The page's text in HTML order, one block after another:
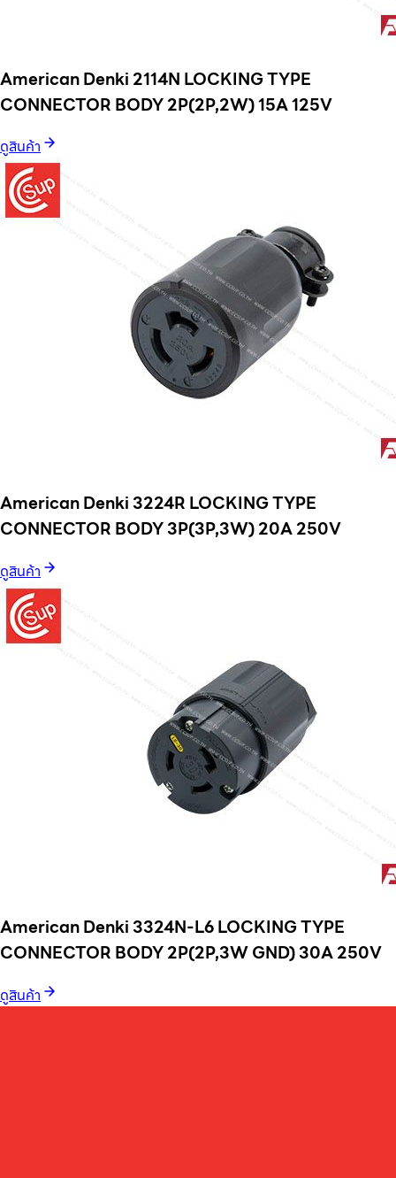
American Denki 2114N LOCKING TYPE
CONNECTOR BODY 2P(2P,2W) 15A 125V
ดูสินค้า
American Denki 3224R LOCKING TYPE
CONNECTOR BODY 3P(3P,3W) 20A 250V
ดูสินค้า
American Denki 3324N-L6 LOCKING TYPE
CONNECTOR BODY 2P(2P,3W GND) 30A 250V
ดูสินค้า